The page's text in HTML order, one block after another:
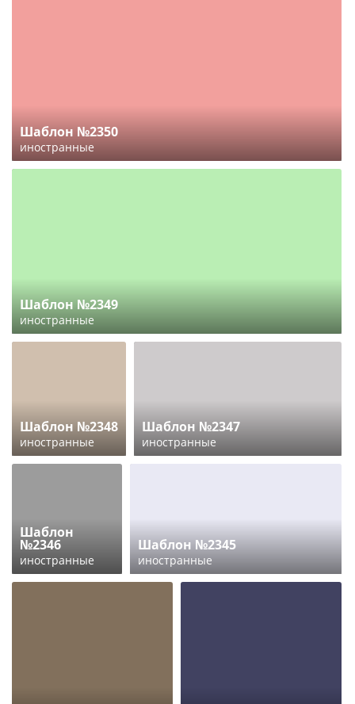
Шаблон №2350
иностранные
Шаблон №2349
иностранные
Шаблон №2348
иностранные
Шаблон №2347
иностранные
Шаблон
№2346
иностранные
Шаблон №2345
иностранные